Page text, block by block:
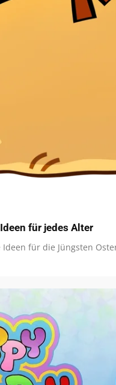
für jedes Alter
für die Jüngsten